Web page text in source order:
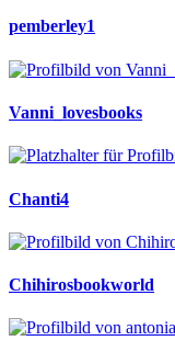
pemberley1
Vanni_lovesbooks
Chanti4
Chihirosbookworld